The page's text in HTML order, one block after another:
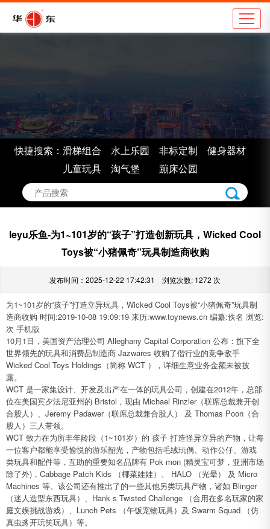
组织架构
车间展示
企业认证
企业荣誉
市
景
室
快捷搜索： 滑梯组合 水上乐园 非标定制
健身器材
儿童玩具
淘气堡 蹦床公园
leyu乐鱼-为1~101岁的“孩子”打造创新玩具，Wicked Cool
Toys被“小猪佩奇”玩具制造商收购
发布时间：2025-12-22 17:42:31 浏览次数: 1272 次
为1~101岁的“孩子”打造立异玩具，Wicked Cool Toys被“小猪佩奇”玩具制
造商收购 时间:2019-10-08 19:09:19 来历:www.toynews.cn 编纂:佚名 浏览:
次 手机版
10月1日，美国资产治理公司 Alleghany Capital Corporation 公布：旗下全
世界领先的玩具和消费品制造商 Jazwares 收购了偕行业的竞争敌手
Wicked Cool Toys Holdings（简称 WCT ），详细生意业务金额未被披
露。
WCT 是一家集设计、开发及出产在一体的玩具公司，创建在2012年，总部
位在美国宾夕法尼亚州的 Bristol，现由 Michael Rinzler（联席总裁兼开创
合股人）、Jeremy Padawer（联席总裁兼合股人） 及 Thomas Poon（合
股人）三人带领。
WCT 致力在为所丰年龄段（1~101岁）的 孩子 打造怪异立异的产物，让每
一位客户都能享受愉悦的游乐韶光，产物包括毛绒玩偶、动作公仔、游戏
类玩具和配件等，互助的重要知名品牌有 Pok mon (精灵宝可梦，亚洲市场
除了外)，Cabbage Patch Kids （椰菜娃娃）、 HALO （光晕） 及 Micro
Machines 等。该公司还有推出了的一些其他另类玩具产物，诸如 Blinger
（迷人造型东西玩具）、Hank s Twisted Challenge （合用在多名玩家的家
庭文娱挑战游戏）、Lunch Pets （午饭宠物玩具）及 Swarm Squad （仿
真虫豸开玩笑玩具）等。